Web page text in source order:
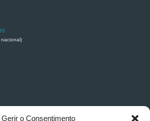
Gerir o Consentimento